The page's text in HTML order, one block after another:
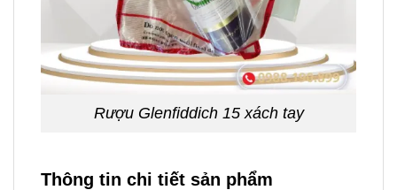
Rượu Glenfiddich 15 xách tay
Thông tin chi tiết sản phẩm